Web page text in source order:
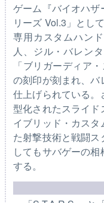
ゲーム『バイオハ
リーズ Vol.3」とし
専用カスタムハン
人、ジル・バレン
「ブリガーディア
の刻印が刻まれ、
仕上げられている
型化されたスライ
イブリッド・カス
た射撃技術と戦闘
してもサバゲーの
する。